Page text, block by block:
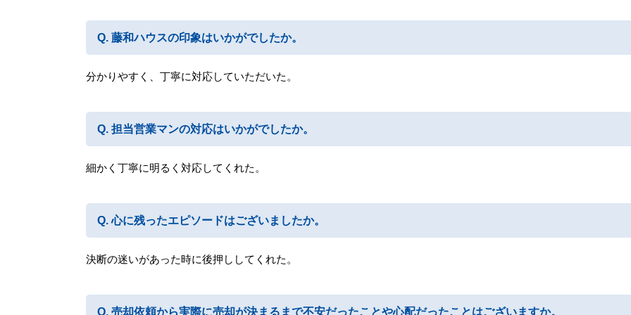
藤和ハウスの印象はいかがでしたか。
分かりやすく、丁寧に対応していただいた。
担当営業マンの対応はいかがでしたか。
細かく丁寧に明るく対応してくれた。
心に残ったエピソードはございましたか。
決断の迷いがあった時に後押ししてくれた。
売却依頼から実際に売却が決まるまで不安だったことや心配だったことはございますか。